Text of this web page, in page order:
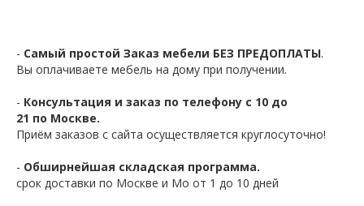
- Самый простой Заказ мебели БЕЗ ПРЕДОПЛАТЫ.
Вы оплачиваете мебель на дому при получении.
- Консультация и заказ по телефону с 10 до
21 по Москве.
Приём заказов с сайта осуществляется круглосуточно!
- Обширнейшая складская программа.
срок доставки по Москве и Мо от 1 до 10 дней